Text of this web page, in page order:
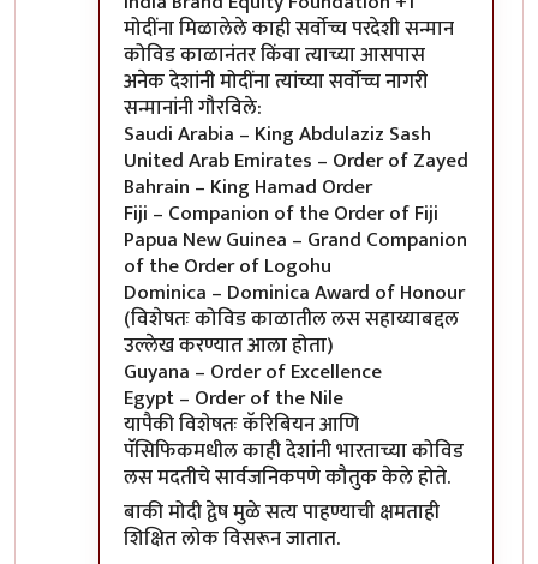
मोदींना मिळालेले काही सर्वोच्च परदेशी सन्मान
कोविड काळानंतर किंवा त्याच्या आसपास
अनेक देशांनी मोदींना त्यांच्या सर्वोच्च नागरी
सन्मानांनी गौरविले:
Saudi Arabia – King Abdulaziz Sash
United Arab Emirates – Order of Zayed
Bahrain – King Hamad Order
Fiji – Companion of the Order of Fiji
Papua New Guinea – Grand Companion
of the Order of Logohu
Dominica – Dominica Award of Honour
(विशेषतः कोविड काळातील लस सहाय्याबद्दल
उल्लेख करण्यात आला होता)
Guyana – Order of Excellence
Egypt – Order of the Nile
यापैकी विशेषतः कॅरिबियन आणि
पॅसिफिकमधील काही देशांनी भारताच्या कोविड
लस मदतीचे सार्वजनिकपणे कौतुक केले होते.
बाकी मोदी द्वेष मुळे सत्य पाहण्याची क्षमताही
शिक्षित लोक विसरून जातात.